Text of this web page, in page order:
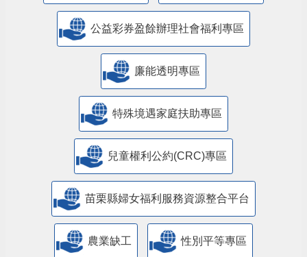
公益彩券盈餘辦理社會福利專區
廉能透明專區
特殊境遇家庭扶助專區
兒童權利公約(CRC)專區
苗栗縣婦女福利服務資源整合平台
農業缺工 性別平等專區